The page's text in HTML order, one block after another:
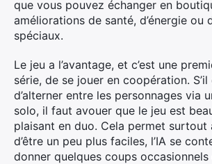
que vous pouvez échanger en
améliorations de santé, d’énergie ou
spéciaux.
Le jeu a l’avantage, et c’est une
série, de se jouer en coopération.
d’alterner entre les personnages via
solo, il faut avouer que le jeu est
plaisant en duo. Cela permet surtout
d’être un peu plus faciles, l’IA se
donner quelques coups occasionnels
Rechercher
: